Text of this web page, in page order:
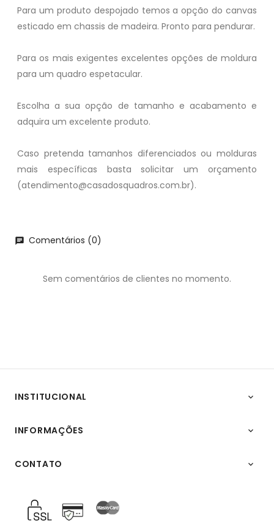
Para um produto despojado temos a opção do canvas
esticado em chassis de madeira. Pronto para pendurar.
Para os mais exigentes excelentes opções de moldura
para um quadro espetacular.
Escolha a sua opção de tamanho e acabamento e
adquira um excelente produto.
Caso pretenda tamanhos diferenciados ou molduras
mais específicas basta solicitar um orçamento
(atendimento@casadosquadros.com.br).
chat Comentários (0)
Sem comentários de clientes no momento.
INSTITUCIONAL 
INFORMAÇÕES 
CONTATO 